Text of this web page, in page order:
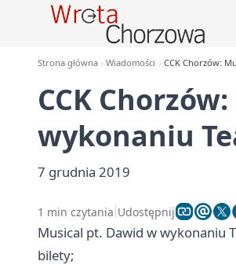
Strona główna Wiadomości CCK Chorzów:
CCK
wykonaniu
7 grudnia 2019
1 min czytania Udostępnij
Musical pt. Dawid w wykonaniu
bilety;